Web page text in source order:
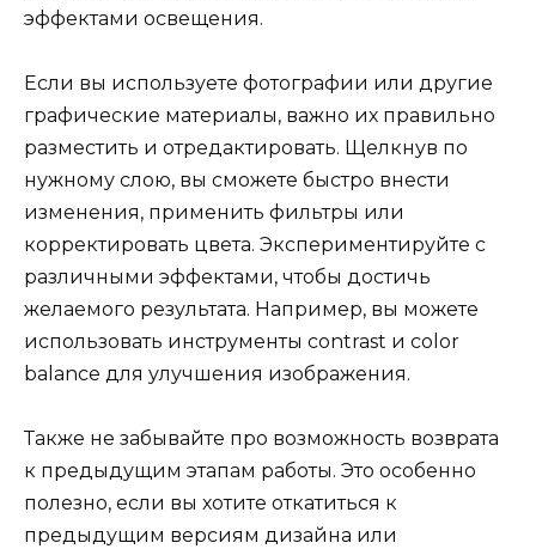
эффектами освещения.
Если вы используете фотографии или другие
графические материалы, важно их правильно
разместить и отредактировать. Щелкнув по
нужному слою, вы сможете быстро внести
изменения, применить фильтры или
корректировать цвета. Экспериментируйте с
различными эффектами, чтобы достичь
желаемого результата. Например, вы можете
использовать инструменты contrast и color
balance для улучшения изображения.
Также не забывайте про возможность возврата
к предыдущим этапам работы. Это особенно
полезно, если вы хотите откатиться к
предыдущим версиям дизайна или